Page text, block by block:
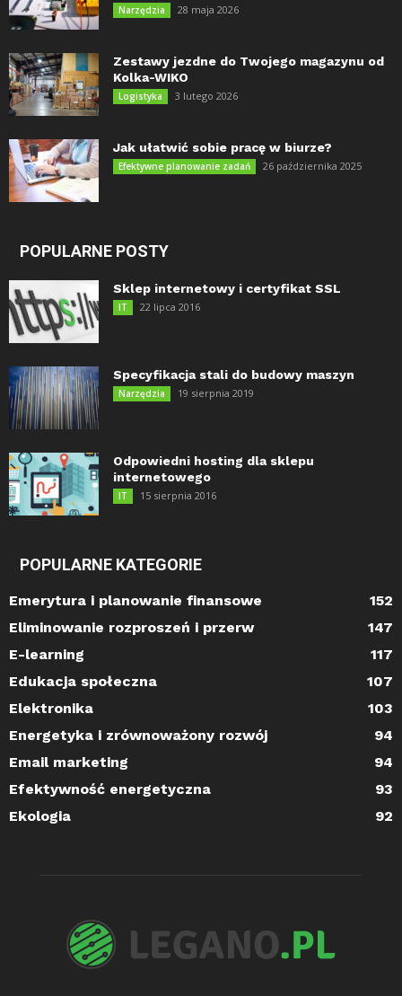
Narzędzia 28 maja 2026
Zestawy jezdne do Twojego magazynu od
Kolka-WIKO
Logistyka 3 lutego 2026
Jak ułatwić sobie pracę w biurze?
Efektywne planowanie zadań 26 października 2025
POPULARNE POSTY
Sklep internetowy i certyfikat SSL
IT 22 lipca 2016
Specyfikacja stali do budowy maszyn
Narzędzia 19 sierpnia 2019
Odpowiedni hosting dla sklepu
internetowego
IT 15 sierpnia 2016
POPULARNE KATEGORIE
Emerytura i planowanie finansowe
152
Eliminowanie rozproszeń i przerw
147
E-learning
117
Edukacja społeczna
107
Elektronika
103
Energetyka i zrównoważony rozwój
94
Email marketing
94
Efektywność energetyczna
93
Ekologia
92